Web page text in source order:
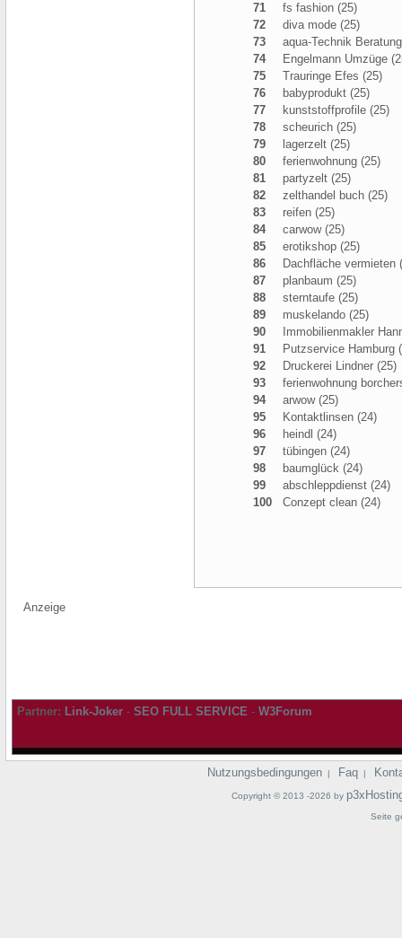
71
fs fashion (25)
72
diva mode (25)
73
aqua-Technik
74
Engelmann Umzüge
75
Trauringe Efes (25)
76
babyprodukt (25)
77
kunststoffprofile (25)
78
scheurich (25)
79
lagerzelt (25)
80
ferienwohnung (25)
81
partyzelt (25)
82
zelthandel buch (25)
83
reifen (25)
84
carwow (25)
85
erotikshop (25)
86
Dachfläche vermieten
87
planbaum (25)
88
sterntaufe (25)
89
muskelando (25)
90
Immobilienmakler
91
Putzservice Hamburg
92
Druckerei Lindner (25)
93
ferienwohnung
94
arwow (25)
95
Kontaktlinsen (24)
96
heindl (24)
97
tübingen (24)
98
baumglück (24)
99
abschleppdienst (24)
100
Conzept clean (24)
Anzeige
Partner: Link-Joker - SEO FULL SERVICE - W3Forum
Nutzungsbedingungen | Faq |
Copyright © 2013 -2026 by
Seite